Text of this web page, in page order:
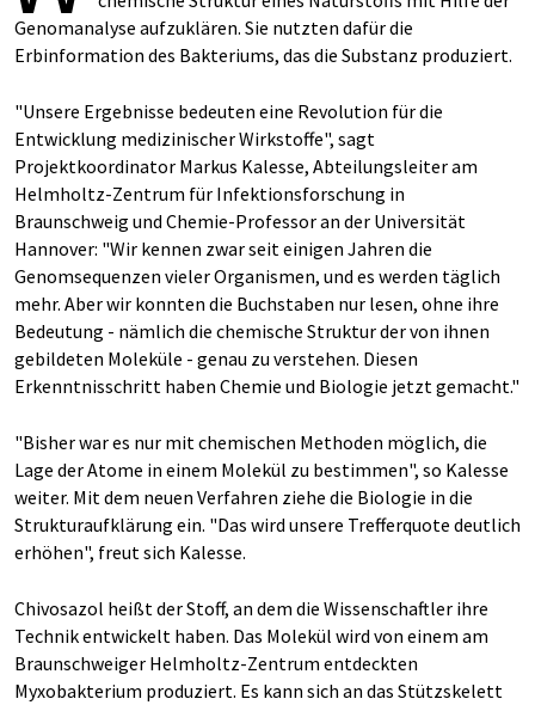
Genomanalyse aufzuklären. Sie nutzten dafür die
Erbinformation des Bakteriums, das die Substanz produziert.
"Unsere Ergebnisse bedeuten eine Revolution für die
Entwicklung medizinischer Wirkstoffe", sagt
Projektkoordinator Markus Kalesse, Abteilungsleiter am
Helmholtz-Zentrum für Infektionsforschung in
Braunschweig und Chemie-Professor an der Universität
Hannover: "Wir kennen zwar seit einigen Jahren die
Genomsequenzen vieler Organismen, und es werden täglich
mehr. Aber wir konnten die Buchstaben nur lesen, ohne ihre
Bedeutung - nämlich die chemische Struktur der von ihnen
gebildeten Moleküle - genau zu verstehen. Diesen
Erkenntnisschritt haben Chemie und Biologie jetzt gemacht."
"Bisher war es nur mit chemischen Methoden möglich, die
Lage der Atome in einem Molekül zu bestimmen", so Kalesse
weiter. Mit dem neuen Verfahren ziehe die Biologie in die
Strukturaufklärung ein. "Das wird unsere Trefferquote deutlich
erhöhen", freut sich Kalesse.
Chivosazol heißt der Stoff, an dem die Wissenschaftler ihre
Technik entwickelt haben. Das Molekül wird von einem am
Braunschweiger Helmholtz-Zentrum entdeckten
Myxobakterium produziert. Es kann sich an das Stützskelett